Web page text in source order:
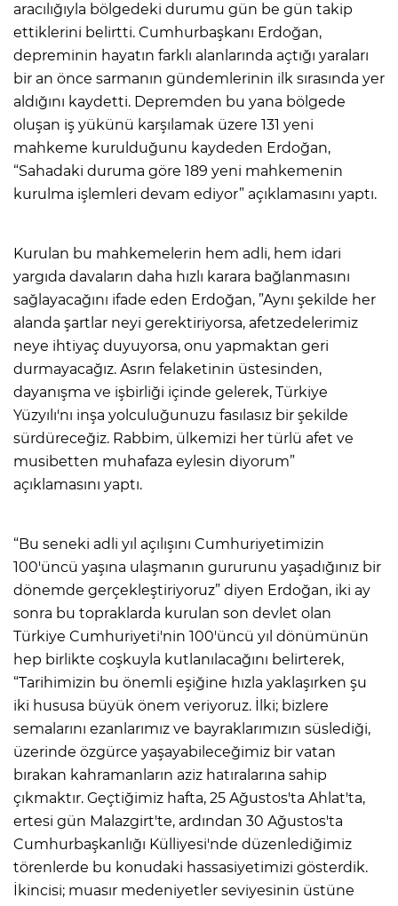
aracılığıyla bölgedeki durumu gün be gün takip
ettiklerini belirtti. Cumhurbaşkanı Erdoğan,
depreminin hayatın farklı alanlarında açtığı yaraları
bir an önce sarmanın gündemlerinin ilk sırasında yer
aldığını kaydetti. Depremden bu yana bölgede
oluşan iş yükünü karşılamak üzere 131 yeni
mahkeme kurulduğunu kaydeden Erdoğan,
“Sahadaki duruma göre 189 yeni mahkemenin
kurulma işlemleri devam ediyor” açıklamasını yaptı.
Kurulan bu mahkemelerin hem adli, hem idari
yargıda davaların daha hızlı karara bağlanmasını
sağlayacağını ifade eden Erdoğan, ”Aynı şekilde her
alanda şartlar neyi gerektiriyorsa, afetzedelerimiz
neye ihtiyaç duyuyorsa, onu yapmaktan geri
durmayacağız. Asrın felaketinin üstesinden,
dayanışma ve işbirliği içinde gelerek, Türkiye
Yüzyılı'nı inşa yolculuğunuzu fasılasız bir şekilde
sürdüreceğiz. Rabbim, ülkemizi her türlü afet ve
musibetten muhafaza eylesin diyorum”
açıklamasını yaptı.
“Bu seneki adli yıl açılışını Cumhuriyetimizin
100'üncü yaşına ulaşmanın gururunu yaşadığınız bir
dönemde gerçekleştiriyoruz” diyen Erdoğan, iki ay
sonra bu topraklarda kurulan son devlet olan
Türkiye Cumhuriyeti'nin 100'üncü yıl dönümünün
hep birlikte coşkuyla kutlanılacağını belirterek,
“Tarihimizin bu önemli eşiğine hızla yaklaşırken şu
iki hususa büyük önem veriyoruz. İlki; bizlere
semalarını ezanlarımız ve bayraklarımızın süslediği,
üzerinde özgürce yaşayabileceğimiz bir vatan
bırakan kahramanların aziz hatıralarına sahip
çıkmaktır. Geçtiğimiz hafta, 25 Ağustos'ta Ahlat'ta,
ertesi gün Malazgirt'te, ardından 30 Ağustos'ta
Cumhurbaşkanlığı Külliyesi'nde düzenlediğimiz
törenlerde bu konudaki hassasiyetimizi gösterdik.
İkincisi; muasır medeniyetler seviyesinin üstüne